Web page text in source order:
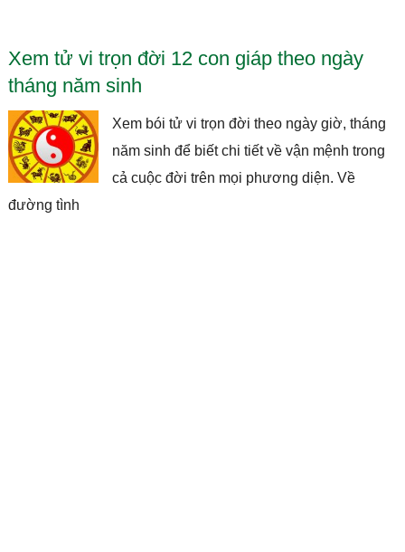
Xem tử vi trọn đời 12 con giáp theo ngày
tháng năm sinh
Xem bói tử vi trọn đời theo ngày giờ, tháng
năm sinh để biết chi tiết về vận mệnh trong
cả cuộc đời trên mọi phương diện. Về
đường tình